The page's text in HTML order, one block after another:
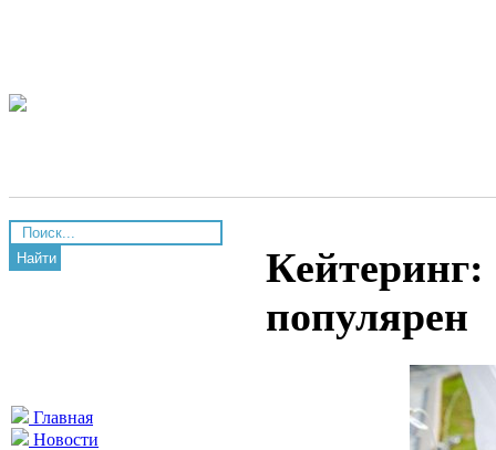
Найти
Главная
Новости
Кейтеринг:
популярен